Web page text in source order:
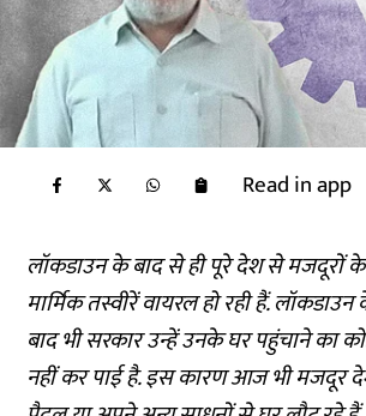
Read in app
लॉकडाउन के बाद से ही पूरे देश से मजदूरों
मार्मिक तस्वीरें वायरल हो रही हैं.
बाद भी सरकार उन्हें उनके घर पहुंचाने का
नहीं कर पाई है. इस कारण आज भी मजदूर